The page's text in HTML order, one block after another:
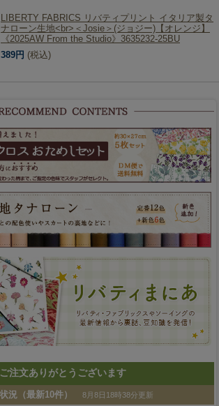
LIBERTY FABRICS リバティプリント イタリア製タ
ナローン生地<br>＜Josie＞(ジョジー)【オレンジ】
《2025AW From the Studio》3635232-25BU
389円 (税込)
ご注文ありがとうございます